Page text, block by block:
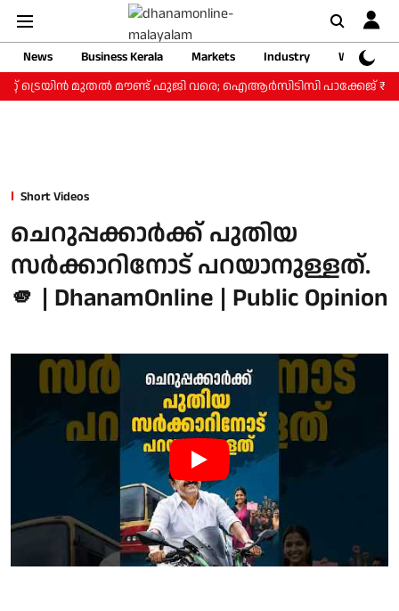
News Business Kerala Markets Industry
Web
ട്രെയിന്‍ മുതല്‍ മൗണ്ട് ഫുജി വരെ; ഐആര്‍സിടിസി പാക്കേജ്
Short Videos
ചെറുപ്പക്കാർക്ക് പുതിയ
സർക്കാറിനോട് പറയാനുള്ളത്.
🫵 | DhanamOnline | Public Opinion